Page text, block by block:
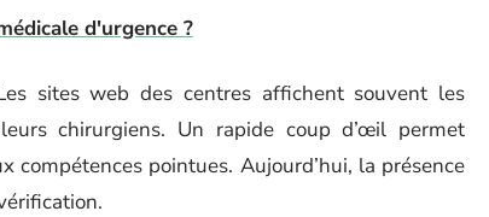
d'urgence ?
sites web des centres affichent souvent les
chirurgiens. Un rapide coup d’œil permet
compétences pointues. Aujourd’hui, la présence